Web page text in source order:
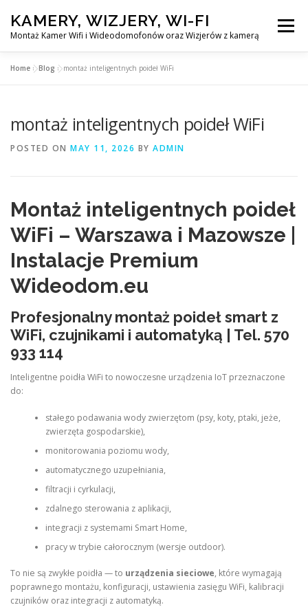
content
KAMERY, WIZJERY, WI-FI
Montaż Kamer Wifi i Wideodomofonów oraz Wizjerów z kamerą
Menu
MONTAŻ WIDEDOMOFONÓW
KONTAKT
EN
Home »Blog »montaż inteligentnych poideł WiFi
montaż inteligentnych poideł WiFi
POSTED ON MAY 11, 2026 BY ADMIN
Montaż inteligentnych poideł
WiFi – Warszawa i Mazowsze |
Instalacje Premium
Wideodom.eu
Profesjonalny montaż poideł smart z
WiFi, czujnikami i automatyką | Tel. 570
933 114
Inteligentne poidła WiFi to nowoczesne urządzenia IoT przeznaczone
do:
stałego podawania wody zwierzętom (psy, koty, ptaki, jeże,
zwierzęta gospodarskie),
monitorowania poziomu wody,
automatycznego uzupełniania,
filtracji i cyrkulacji,
zdalnego sterowania z aplikacji,
integracji z systemami Smart Home,
pracy w trybie całorocznym (wersje outdoor).
To nie są zwykłe poidła — to urządzenia sieciowe, które wymagają
poprawnego montażu, konfiguracji, ustawienia zasięgu WiFi, kalibracji
czujników oraz integracji z automatyką.